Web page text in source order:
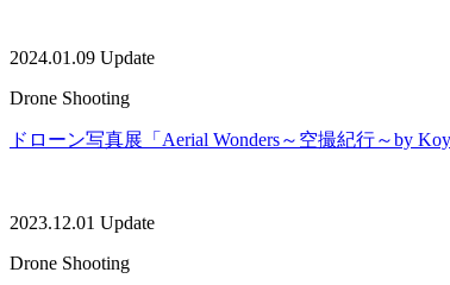
2024.01.09 Update
Drone Shooting
ドローン写真展「Aerial Wonders～空撮紀行～by
2023.12.01 Update
Drone Shooting